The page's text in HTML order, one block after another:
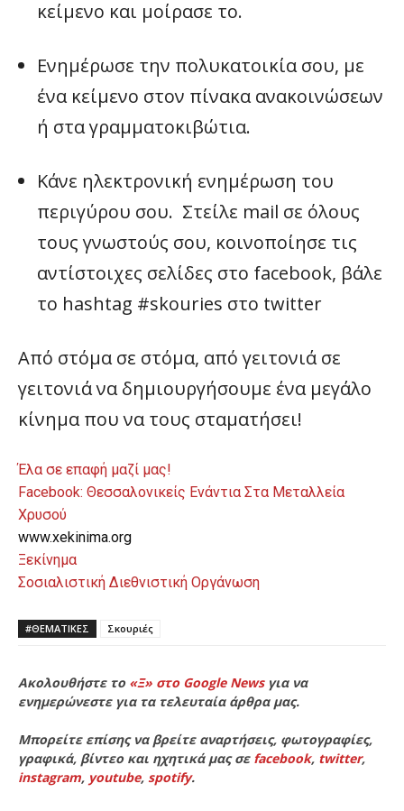
κείμενο και μοίρασε το.
Ενημέρωσε την πολυκατοικία σου, με
ένα κείμενο στον πίνακα ανακοινώσεων
ή στα γραμματοκιβώτια.
Κάνε ηλεκτρονική ενημέρωση του
περιγύρου σου. Στείλε mail σε όλους
τους γνωστούς σου, κοινοποίησε τις
αντίστοιχες σελίδες στο facebook, βάλε
το hashtag #skouries στο twitter
Από στόμα σε στόμα, από γειτονιά σε
γειτονιά να δημιουργήσουμε ένα μεγάλο
κίνημα που να τους σταματήσει!
Έλα σε επαφή μαζί μας!
Facebook: Θεσσαλονικείς Ενάντια Στα Μεταλλεία
Χρυσού
www.xekinima.org
Ξεκίνημα
Σοσιαλιστική Διεθνιστική Οργάνωση
#ΘΕΜΑΤΙΚΈΣ Σκουριές
Ακολουθήστε το «Ξ» στο Google Newsγια να
ενημερώνεστε για τα τελευταία άρθρα μας.
Μπορείτε επίσης να βρείτε αναρτήσεις, φωτογραφίες,
γραφικά, βίντεο και ηχητικά μας σε facebook, twitter,
instagram, youtube, spotify.